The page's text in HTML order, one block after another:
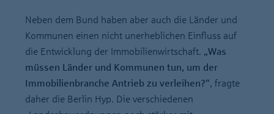
Neben dem Bund haben aber auch die Länder und
Kommunen einen nicht unerheblichen Einfluss auf
die Entwicklung der Immobilienwirtschaft. „Was
müssen Länder und Kommunen tun, um der
Immobilienbranche Antrieb zu verleihen?“, fragte
daher die Berlin Hyp. Die verschiedenen